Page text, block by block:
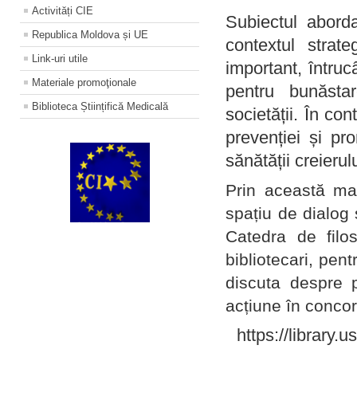
Activități CIE
Republica Moldova și UE
Link-uri utile
Materiale promoţionale
Biblioteca Științifică Medicală
Subiectul
contextul
important,
pentru
societății. În
prevenției și
sănătății
Prin această
spațiu de dialog
Catedra de
bibliotecari,
discuta despre
acțiune în
https://